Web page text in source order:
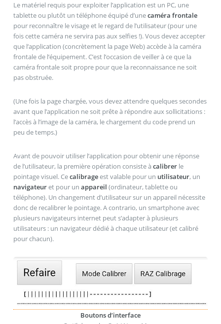
Le matériel requis pour exploiter l’application est un PC, une
tablette ou plutôt un téléphone équipé d’unecaméra frontale
pour reconnaître le visage et le regard de l’utilisateur (pour une
fois cette caméra ne servira pas aux selfies !). Vous devez accepter
que l’application (concrètement la page Web) accède à la caméra
frontale de l’équipement. C’est l’occasion de veiller à ce que la
caméra frontale soit propre pour que la reconnaissance ne soit
pas obstruée.
(Une fois la page chargée, vous devez attendre quelques secondes
avant que l’application ne soit prête à répondre aux sollicitations :
l’accès à l’image de la caméra, le chargement du code prend un
peu de temps.)
Avant de pouvoir utiliser l’application pour obtenir une réponse
de l’utilisateur, la première opération consiste à calibrer le
pointage visuel. Cecalibrageest valable pour un utilisateur, un
navigateuret pour un appareil (ordinateur, tablette ou
téléphone). Un changement d’utilisateur sur un appareil nécessite
donc de recalibrer le pointage. A contrario, un smartphone avec
plusieurs navigateurs internet peut s’adapter à plusieurs
utilisateurs : un navigateur dédié à chaque utilisateur (et calibré
pour chacun).
Boutons d’interface